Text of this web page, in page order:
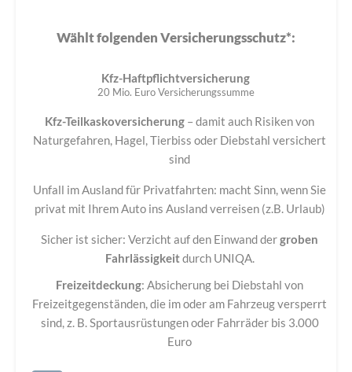
Wählt folgenden Versicherungsschutz*:
Kfz-Haftpflichtversicherung
20 Mio. Euro Versicherungssumme
Kfz-Teilkaskoversicherung – damit auch Risiken von
Naturgefahren, Hagel, Tierbiss oder Diebstahl versichert
sind
Unfall im Ausland für Privatfahrten: macht Sinn, wenn Sie
privat mit Ihrem Auto ins Ausland verreisen (z.B. Urlaub)
Sicher ist sicher: Verzicht auf den Einwand dergroben
Fahrlässigkeitdurch UNIQA.
Freizeitdeckung: Absicherung bei Diebstahl von
Freizeitgegenständen, die im oder am Fahrzeug versperrt
sind, z. B. Sportausrüstungen oder Fahrräder bis 3.000
Euro